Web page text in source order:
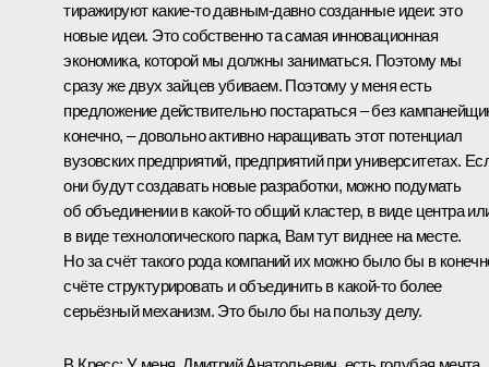
тиражируют какие‑то давным-давно созданные идеи: это
новые идеи. Это собственно та самая инновационная
экономика, которой мы должны заниматься. Поэтому мы
сразу же двух зайцев убиваем. Поэтому у меня есть
предложение действительно постараться – без
конечно, – довольно активно наращивать этот потенциал
вузовских предприятий, предприятий при университетах.
они будут создавать новые разработки, можно подумать
об объединении в какой‑то общий кластер, в виде центра
в виде технологического парка, Вам тут виднее на месте.
Но за счёт такого рода компаний их можно было бы в
счёте структурировать и объединить в какой‑то более
серьёзный механизм. Это было бы на пользу делу.